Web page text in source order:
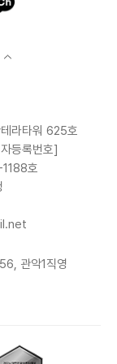
라타워 625호
등록번호]
호
관악1직영